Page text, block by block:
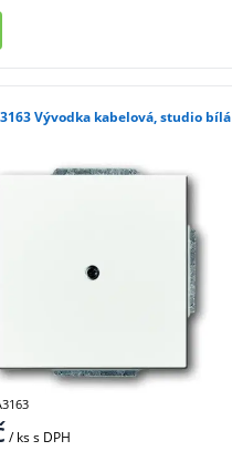
1710-0-3163 Vývodka kabelová, studio bílá
/ kss DPH